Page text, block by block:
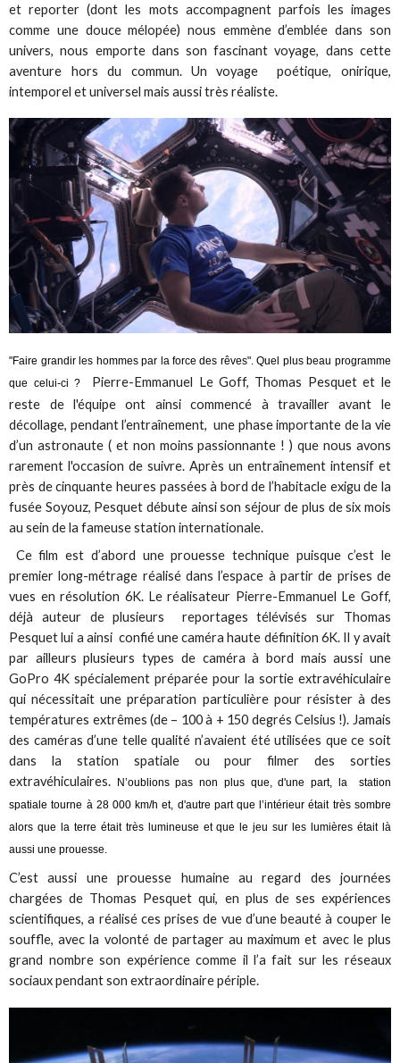
et reporter (dont les mots accompagnent parfois les images
comme une douce mélopée) nous emmène d’emblée dans son
univers, nous emporte dans son fascinant voyage, dans cette
aventure hors du commun. Un voyage poétique, onirique,
intemporel et universel mais aussi très réaliste.
"Faire grandir les hommes par la force des rêves". Quel plus beau programme
que celui-ci ?
Pierre-Emmanuel Le Goff, Thomas Pesquet et le
reste de l'équipe ont ainsi commencé à travailler avant le
décollage, pendant l’entraînement, une phase importante de la vie
d’un astronaute ( et non moins passionnante ! ) que nous avons
rarement l'occasion de suivre. Après un entraînement intensif et
près de cinquante heures passées à bord de l’habitacle exigu de la
fusée Soyouz, Pesquet débute ainsi son séjour de plus de six mois
au sein de la fameuse station internationale.
Ce film est d’abord une prouesse technique puisque c’est le
premier long-métrage réalisé dans l’espace à partir de prises de
vues en résolution 6K. Le réalisateur Pierre-Emmanuel Le Goff,
déjà auteur de plusieurs reportages télévisés sur Thomas
Pesquet lui a ainsi confié une caméra haute définition 6K. Il y avait
par ailleurs plusieurs types de caméra à bord mais aussi une
GoPro 4K spécialement préparée pour la sortie extravéhiculaire
qui nécessitait une préparation particulière pour résister à des
températures extrêmes (de – 100 à + 150 degrés Celsius !). Jamais
des caméras d’une telle qualité n’avaient été utilisées que ce soit
dans la station spatiale ou pour filmer des sorties
extravéhiculaires.
N’oublions pas non plus que, d'une part, la station
spatiale tourne à 28 000 km/h et, d'autre part que l’intérieur était très sombre
alors que la terre était très lumineuse et que le jeu sur les lumières était là
aussi une prouesse.
C’est aussi une prouesse humaine au regard des journées
chargées de Thomas Pesquet qui, en plus de ses expériences
scientifiques, a réalisé ces prises de vue d’une beauté à couper le
souffle, avec la volonté de partager au maximum et avec le plus
grand nombre son expérience comme il l’a fait sur les réseaux
sociaux pendant son extraordinaire périple.